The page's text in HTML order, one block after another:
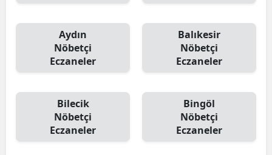
Nevşehir
Ordu
Sakarya
Aydın
Nöbetçi
Eczaneler
Balıkesir
Nöbetçi
Eczaneler
Bilecik
Nöbetçi
Eczaneler
Bingöl
Nöbetçi
Eczaneler